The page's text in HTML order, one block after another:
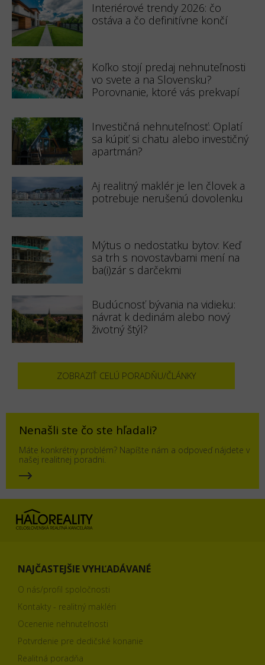
Interiérové trendy 2026: čo
ostáva a čo definitívne končí
Koľko stojí predaj nehnuteľnosti
vo svete a na Slovensku?
Porovnanie, ktoré vás prekvapí
Investičná nehnuteľnosť: Oplatí
sa kúpiť si chatu alebo investičný
apartmán?
Aj realitný maklér je len človek a
potrebuje nerušenú dovolenku
Mýtus o nedostatku bytov: Keď
sa trh s novostavbami mení na
ba(i)zár s darčekmi
Budúcnosť bývania na vidieku:
návrat k dedinám alebo nový
životný štýl?
ZOBRAZIŤ CELÚ PORADŇU/ČLÁNKY
Nenašli ste čo ste hľadali?
Máte konkrétny problém? Napíšte nám a odpoveď nájdete v
našej realitnej poradni.
NAJČASTEJŠIE VYHĽADÁVANÉ
O nás/profil spoločnosti
Kontakty - realitný makléri
Ocenenie nehnuteľnosti
Potvrdenie pre dedičské konanie
Realitná poradňa